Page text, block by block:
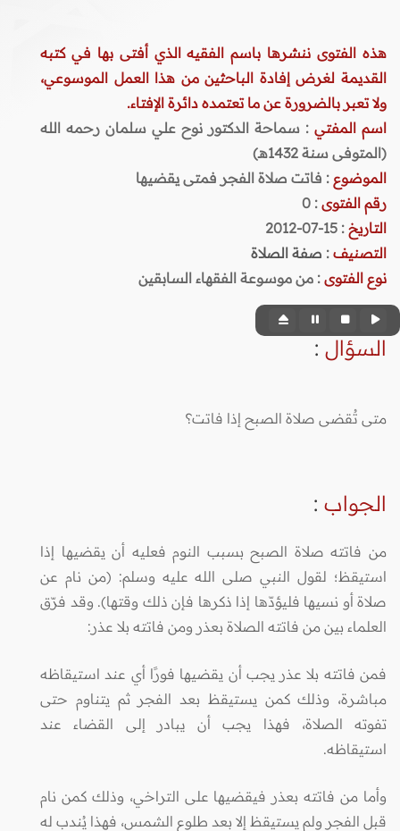
هذه الفتوى ننشرها باسم الفقيه الذي أفتى بها في كتبه
القديمة لغرض إفادة الباحثين من هذا العمل الموسوعي،
ولا تعبر بالضرورة عن ما تعتمده دائرة الإفتاء.
اسم المفتي : سماحة الدكتور نوح علي سلمان رحمه الله
(المتوفى سنة 1432هـ)
الموضوع : فاتت صلاة الفجر فمتى يقضيها
رقم الفتوى :
0
التاريخ : 15-07-2012
التصنيف : صفة الصلاة
نوع الفتوى : من موسوعة الفقهاء السابقين
السؤال :
متى تُقضى صلاة الصبح إذا فاتت؟
الجواب :
من فاتته صلاة الصبح بسبب النوم فعليه أن يقضيها إذا
استيقظ؛ لقول النبي صلى الله عليه وسلم: (من نام عن
صلاة أو نسيها فليؤدّها إذا ذكرها فإن ذلك وقتها). وقد فرّق
العلماء بين من فاتته الصلاة بعذر ومن فاتته بلا عذر:
فمن فاتته بلا عذر يجب أن يقضيها فورًا أي عند استيقاظه
مباشرة، وذلك كمن يستيقظ بعد الفجر ثم يتناوم حتى
تفوته الصلاة، فهذا يجب أن يبادر إلى القضاء عند
استيقاظه.
وأما من فاتته بعذر فيقضيها على التراخي، وذلك كمن نام
قبل الفجر ولم يستيقظ إلا بعد طلوع الشمس، فهذا يُندب له